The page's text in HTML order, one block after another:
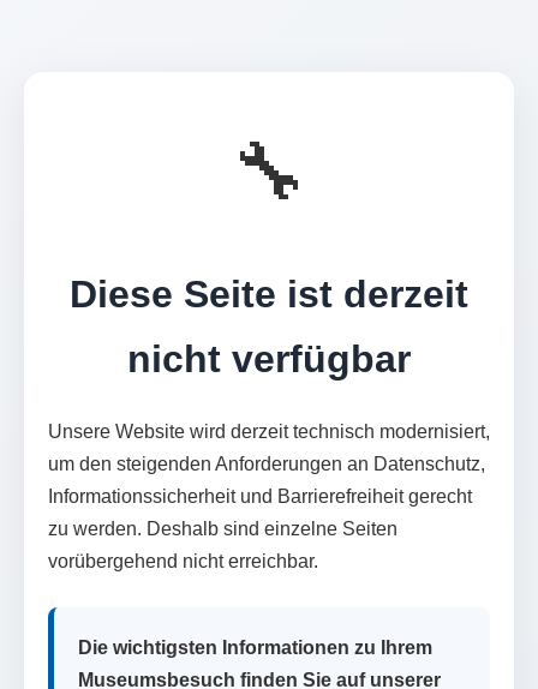
🔧
Diese Seite ist derzeit
nicht verfügbar
Unsere Website wird derzeit technisch modernisiert,
um den steigenden Anforderungen an Datenschutz,
Informationssicherheit und Barrierefreiheit gerecht
zu werden. Deshalb sind einzelne Seiten
vorübergehend nicht erreichbar.
Die wichtigsten Informationen zu Ihrem
Museumsbesuch finden Sie auf unserer